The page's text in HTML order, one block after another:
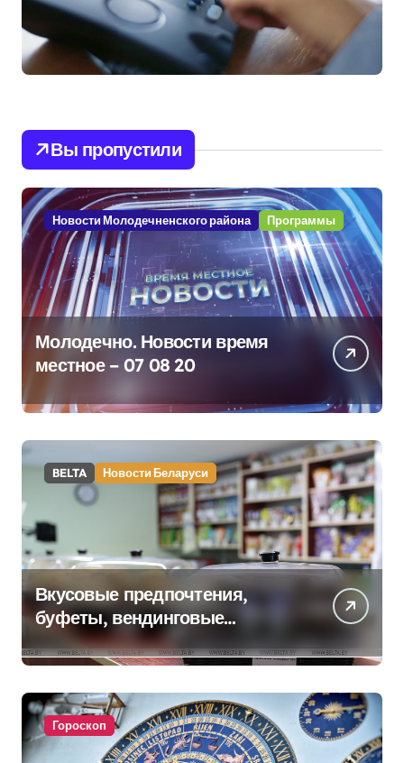
Вы пропустили
Новости Молодечненского района Программы
Молодечно. Новости время
местное – 07 08 20
BELTA Новости Беларуси
Вкусовые предпочтения,
буфеты, вендинговые
аппараты. Минобразования об
изменениях в школьном
питании
Гороскоп